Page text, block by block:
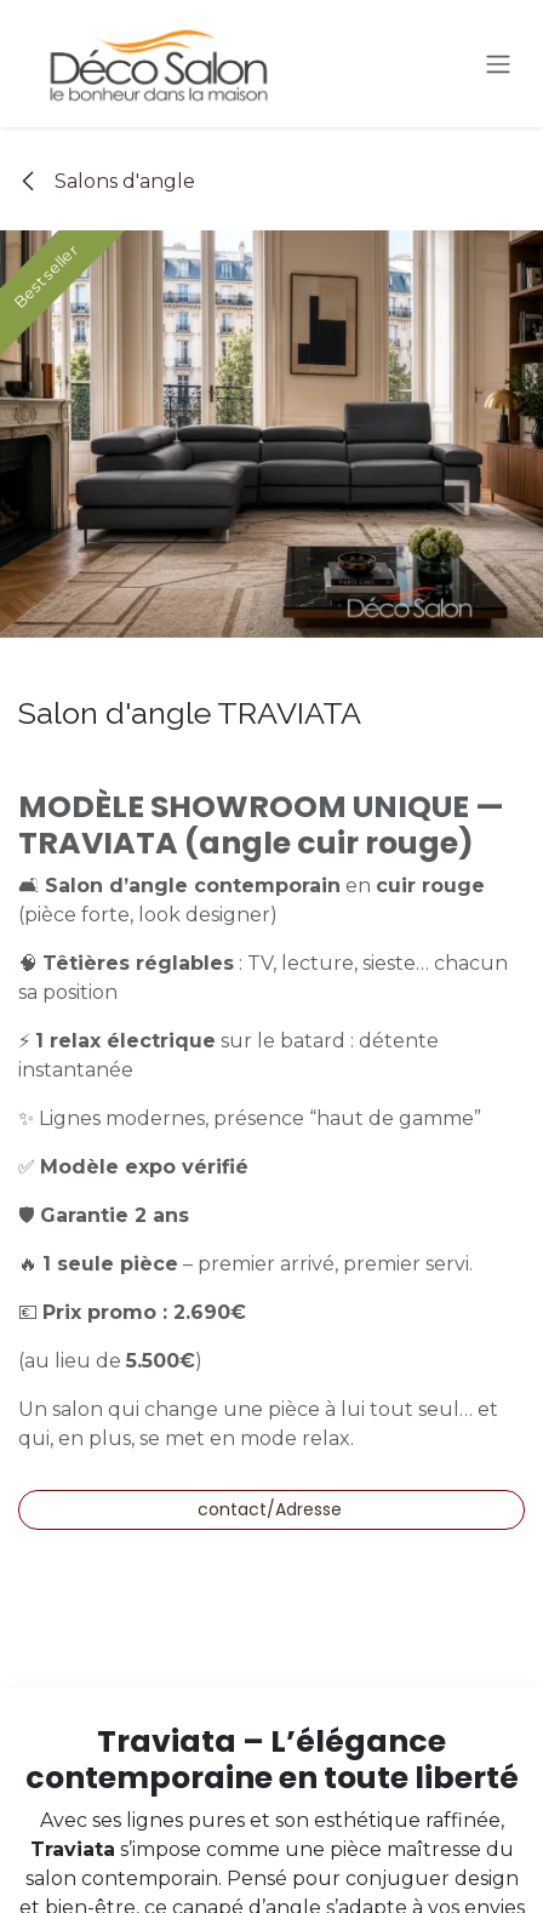
Salons d'angle
Best seller
Salon d'angle TRAVIATA
MODÈLE SHOWROOM UNIQUE —
TRAVIATA (angle cuir rouge)
🛋️ Salon d’angle contemporain en cuir rouge
(pièce forte, look designer)
🧠 Têtières réglables : TV, lecture, sieste… chacun
sa position
⚡ 1 relax électrique sur le batard : détente
instantanée
✨ Lignes modernes, présence “haut de gamme”
✅ Modèle expo vérifié
🛡️ Garantie 2 ans
🔥 1 seule pièce – premier arrivé, premier servi.
💶 Prix promo : 2.690€
(au lieu de 5.500€)
Un salon qui change une pièce à lui tout seul… et
qui, en plus, se met en mode relax.
contact/Adresse
Traviata – L’élégance
contemporaine en toute liberté
Avec ses lignes pures et son esthétique raffinée,
Traviata s’impose comme une pièce maîtresse du
salon contemporain. Pensé pour conjuguer design
et bien-être, ce canapé d’angle s’adapte à vos envies